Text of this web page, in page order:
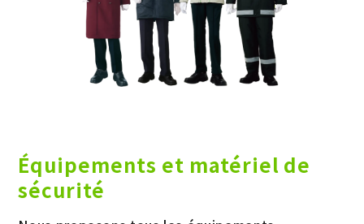
Équipements et matériel de
sécurité